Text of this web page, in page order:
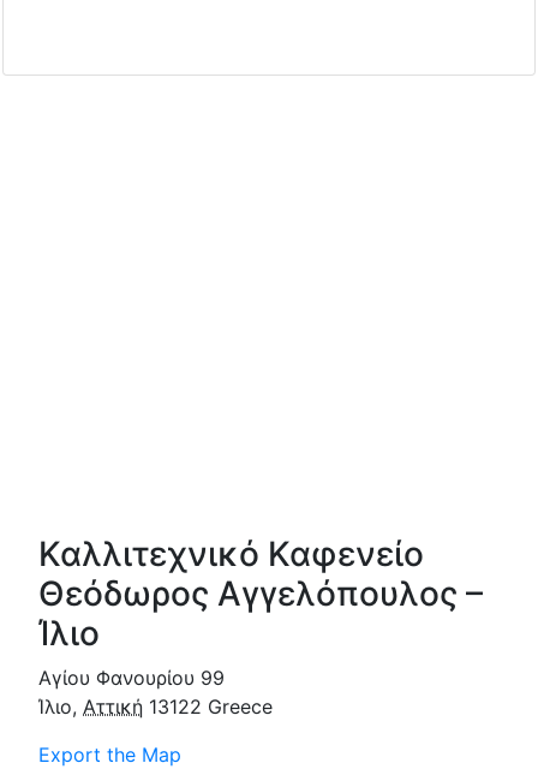
Καλλιτεχνικό Καφενείο
Θεόδωρος Αγγελόπουλος –
Ίλιο
Αγίου Φανουρίου 99
Ίλιο, Αττική 13122 Greece
Export the Map